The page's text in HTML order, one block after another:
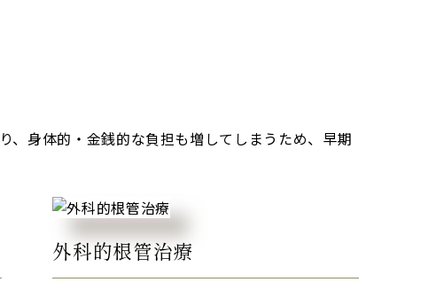
、身体的・金銭的な負担も増してしまうため、早期
外科的根管治療